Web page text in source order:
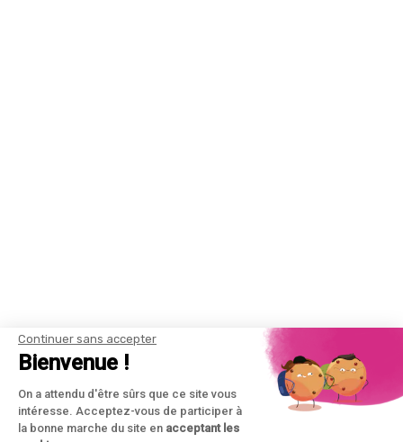
Continuer sans accepter
Bienvenue !
On a attendu d'être sûrs que ce site vous
intéresse. Acceptez-vous de participer à
la bonne marche du site en acceptant les